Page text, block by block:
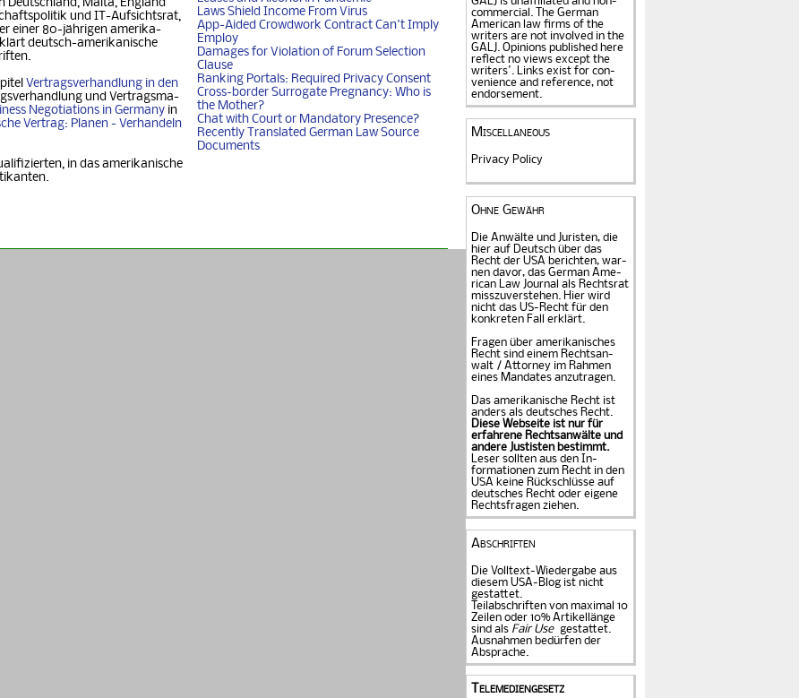
Laws Shield Income From Virus
App-Aided Crowdwork Contract Can't Imply
Employ
Damages for Violation of Forum Selection
Clause
Ranking Portals: Required Privacy Consent
Cross-border Surrogate Pregnancy: Who is
the Mother?
Chat with Court or Mandatory Presence?
Recently Translated German Law Source
Documents
Deutschland, Mal­ta, Eng­land
und IT-Auf­sichtsrat,
einer 80-jäh­ri­gen ame­ri­ka­
deutsch-ame­ri­ka­ni­sche
Vertragsverhandlung in den
und Ver­trags­ma­
Nego­ti­ati­ons in Ger­ma­ny in
Vertrag: Planen - Ver­han­deln
in das amerikanische
commercial. The Ger­man
American law firms of the
writers are not in­volved in the
GALJ. Opi­nions published here
reflect no views except the
writers'. Links exist for con­
venience and refe­rence, not
endorse­ment.
Miscellaneous
Privacy Policy
Ohne Gewähr
Die Anwälte und Juristen, die
hier auf Deutsch über das
Recht der USA be­rich­ten, war­
nen davor, das German Ame­
rican Law Journal als Rechts­rat
miss­zu­verstehen. Hier wird
nicht das US-Recht für den
konkreten Fall er­klärt.
Fragen über amerika­ni­sches
Recht sind einem Rechts­an­
walt / Attorney im Rahmen
eines Mandates an­zu­tragen.
Das amerikanische Recht ist
anders als deutsches Recht.
Diese Webseite ist nur für
erfahrene Rechtsanwälte und
andere Justisten be­stimmt.
Leser sollten aus den In­
formationen zum Recht in den
USA keine Rückschlüsse auf
deutsches Recht oder eigene
Rechtsfragen ziehen.
Abschriften
Die Volltext-Wiedergabe aus
diesem USA-Blog ist nicht
gestattet.
Teilabschriften von maximal 10
Zeilen oder 10% Artikellänge
sind als Fair Use
gestattet.
Ausnahmen bedürfen der
Absprache.
Telemediengesetz